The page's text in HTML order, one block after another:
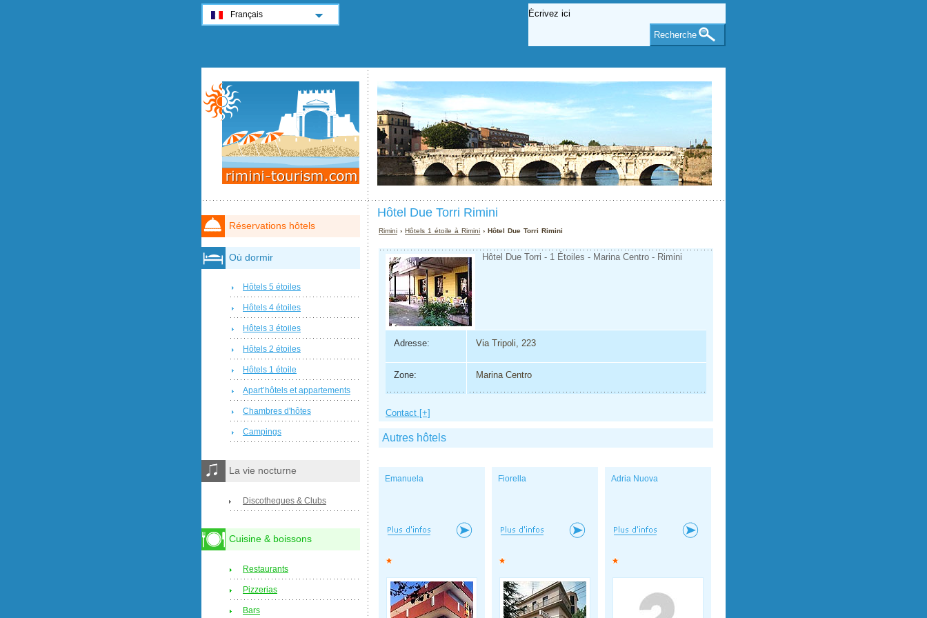
Hôtel Due Torri Rimini
Rimini ›Hôtels 1 étoile à Rimini › Hôtel Due Torri Rimini
Hôtel Due Torri - 1 Étoiles - Marina Centro - Rimini
Adresse: Via Tripoli, 223
Zone: Marina Centro
Contact [+]
Autres hôtels
Emanuela Fiorella Adria Nuova
Réservations hôtels
Où dormir
Hôtels 5 étoiles
Hôtels 4 étoiles
Hôtels 3 étoiles
Hôtels 2 étoiles
Hôtels 1 étoile
Apart’hôtels et appartements
Chambres d'hôtes
Campings
La vie nocturne
Discotheques & Clubs
Cuisine & boissons
Restaurants
Pizzerias
Bars
Français
Recherche